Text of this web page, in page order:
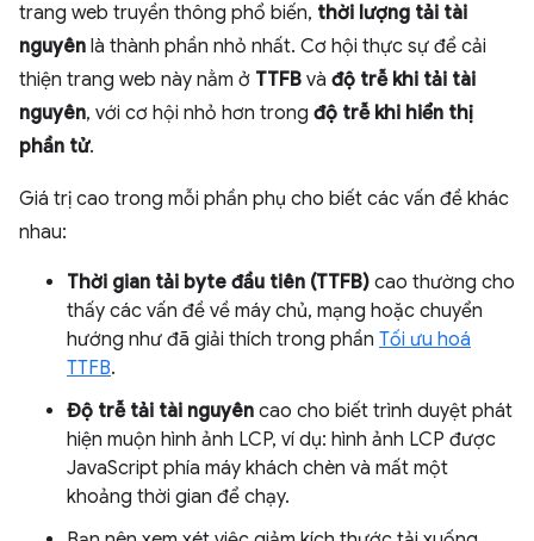
trang web truyền thông phổ biến, thời lượng tải tài
nguyên là thành phần nhỏ nhất. Cơ hội thực sự để cải
thiện trang web này nằm ở TTFB và độ trễ khi tải tài
nguyên, với cơ hội nhỏ hơn trong độ trễ khi hiển thị
phần tử.
Giá trị cao trong mỗi phần phụ cho biết các vấn đề khác
nhau:
Thời gian tải byte đầu tiên (TTFB) cao thường cho
thấy các vấn đề về máy chủ, mạng hoặc chuyển
hướng như đã giải thích trong phần Tối ưu hoá
TTFB.
Độ trễ tải tài nguyên cao cho biết trình duyệt phát
hiện muộn hình ảnh LCP, ví dụ: hình ảnh LCP được
JavaScript phía máy khách chèn và mất một
khoảng thời gian để chạy.